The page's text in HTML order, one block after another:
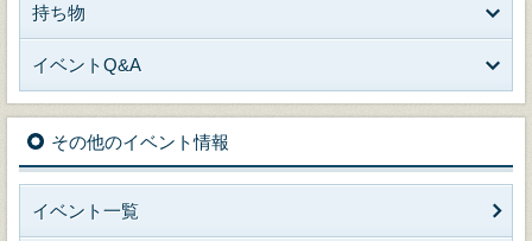
持ち物
イベントQ&A
その他のイベント情報
イベント一覧